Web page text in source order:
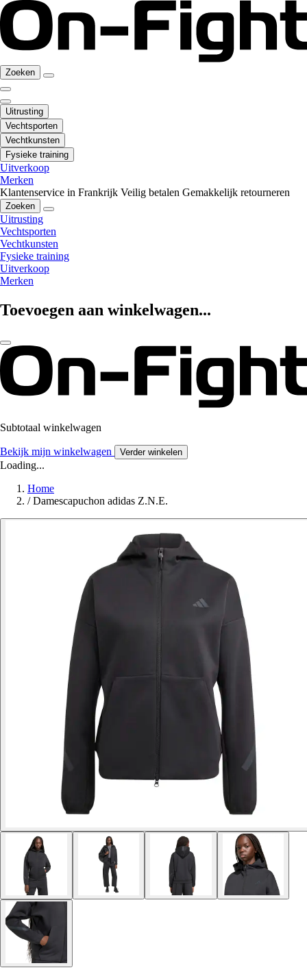
Zoeken
Uitrusting
Vechtsporten
Vechtkunsten
Fysieke training
Uitverkoop
Merken
Klantenservice in Frankrijk Veilig betalen Gemakkelijk retourneren
Zoeken
Uitrusting
Vechtsporten
Vechtkunsten
Fysieke training
Uitverkoop
Merken
Toevoegen aan winkelwagen...
Subtotaal winkelwagen
Bekijk mijn winkelwagen Verder winkelen
Loading...
Home
/ Damescapuchon adidas Z.N.E.